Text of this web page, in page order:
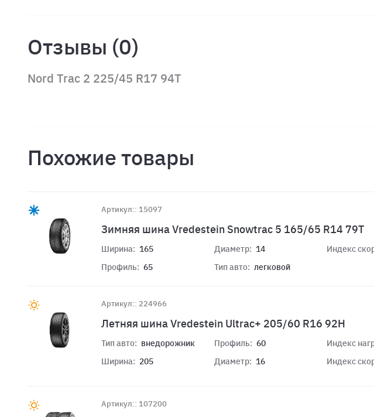
Отзывы (0)
Nord Trac 2 225/45 R17 94T
Похожие товары
Артикул:: 15097
Зимняя шина Vredestein Snowtrac 5 165/65 R14 79T
Ширина: 165
Профиль: 65
Диаметр: 14
Тип авто: легковой
Индекс
Артикул:: 224966
Летняя шина Vredestein Ultrac+ 205/60 R16 92H
Тип авто: внедорожник
Ширина: 205
Профиль: 60
Диаметр: 16
Индекс
Индекс
Артикул:: 107200